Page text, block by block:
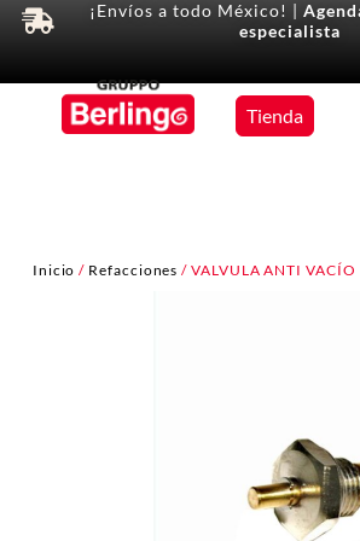
¡Envíos a todo México! |
especialista
Tienda
Inicio / Refacciones / VALVULA ANTI VACÍO